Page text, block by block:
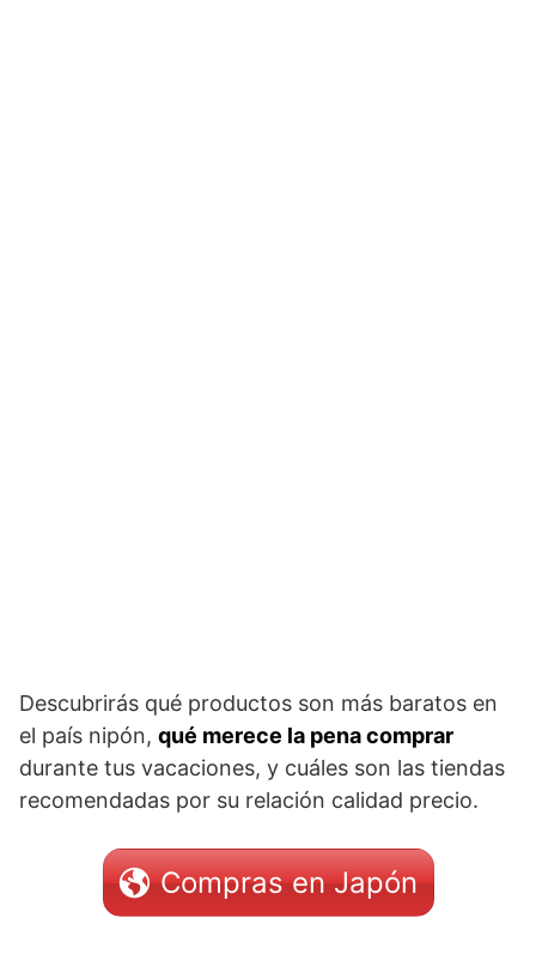
Descubrirás qué productos son más baratos en
el país nipón, qué merece la pena comprar
durante tus vacaciones, y cuáles son las tiendas
recomendadas por su relación calidad precio.
Compras en Japón